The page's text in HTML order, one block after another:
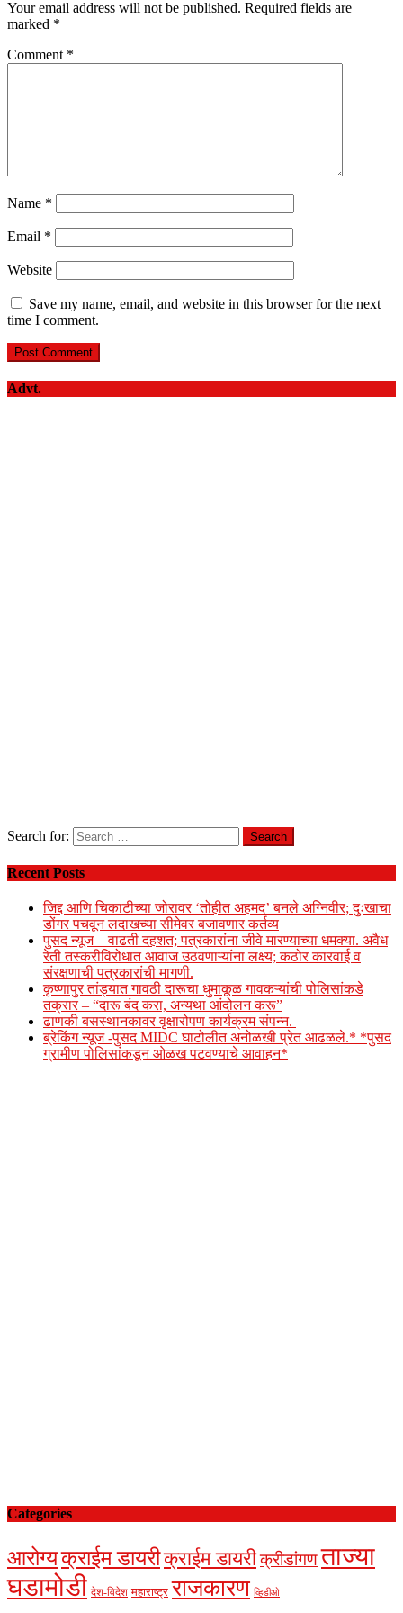
Your email address will not be published. Required fields are
marked *
Comment *
Name *
Email *
Website
Save my name, email, and website in this browser for the next
time I comment.
Advt.
Search for:
Recent Posts
जिद्द आणि चिकाटीच्या जोरावर ‘तोहीत अहमद’ बनले अग्निवीर; दुःखाचा
डोंगर पचवून लदाखच्या सीमेवर बजावणार कर्तव्य
पुसद न्यूज – वाढती दहशत; पत्रकारांना जीवे मारण्याच्या धमक्या. अवैध
रेती तस्करीविरोधात आवाज उठवणाऱ्यांना लक्ष्य; कठोर कारवाई व
संरक्षणाची पत्रकारांची मागणी.
कृष्णापुर तांड्यात गावठी दारूचा धुमाकूळ गावकऱ्यांची पोलिसांकडे
तक्रार – “दारू बंद करा, अन्यथा आंदोलन करू”
ढाणकी बसस्थानकावर वृक्षारोपण कार्यक्रम संपन्न.
ब्रेकिंग न्यूज -पुसद MIDC घाटोलीत अनोळखी प्रेत आढळले.* *पुसद
ग्रामीण पोलिसांकडून ओळख पटवण्याचे आवाहन*
Categories
आरोग्यक्राईम डायरीक्राईम डायरीक्रीडांगणताज्या
घडामोडी देश-विदेश महाराष्ट्र राजकारण व्हिडीओ